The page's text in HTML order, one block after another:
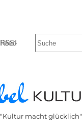
RSS-Feed
"Kultur macht glücklich"